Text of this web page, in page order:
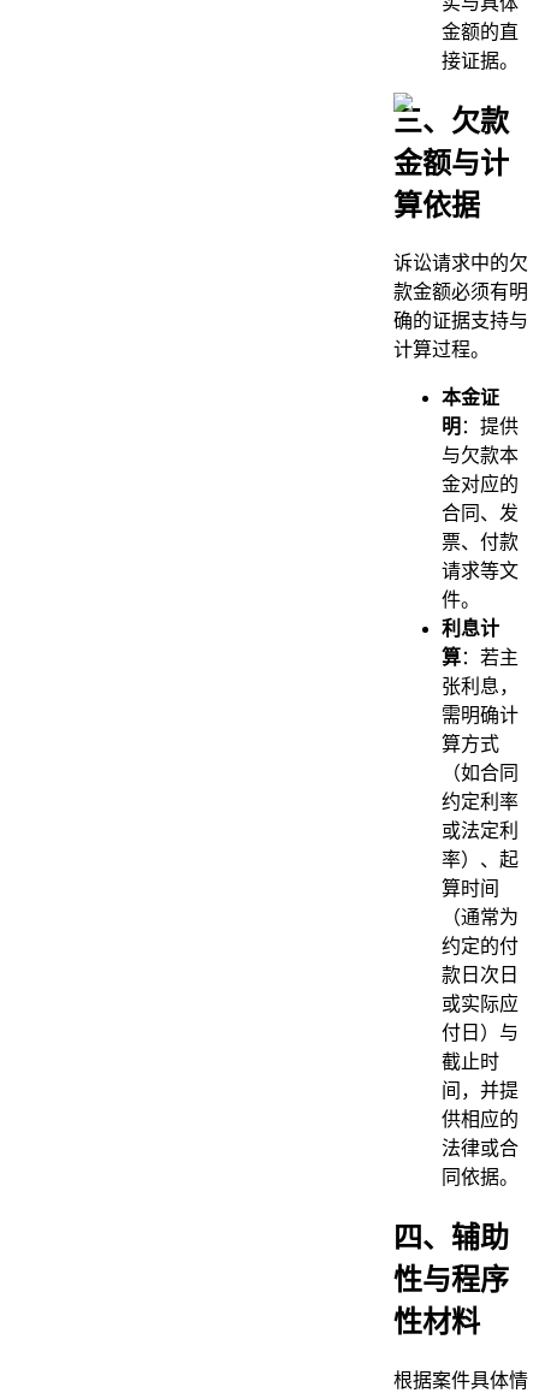
金额的直
接证据。
三、欠款
金额与计
算依据
诉讼请求中的欠
款金额必须有明
确的证据支持与
计算过程。
本金证
明 ：提供
与欠款本
金对应的
合同、发
票、付款
请求等文
件。
利息计
算：若主
张利息，
需明确计
算方式
（如合同
约定利率
或法定利
率）、起
算时间
（通常为
约定的付
款日次日
或实际应
付日）与
截止时
间，并提
供相应的
法律或合
同依据。
四、辅助
性与程序
性材料
根据案件具体情